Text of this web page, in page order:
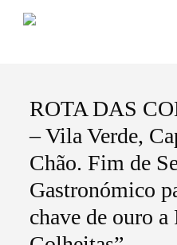
Termo de Pesquisa
Categorias gerais
ROTA DAS
– Vila Verde,
Chão. Fim de
Gastronómico
chave de ouro a